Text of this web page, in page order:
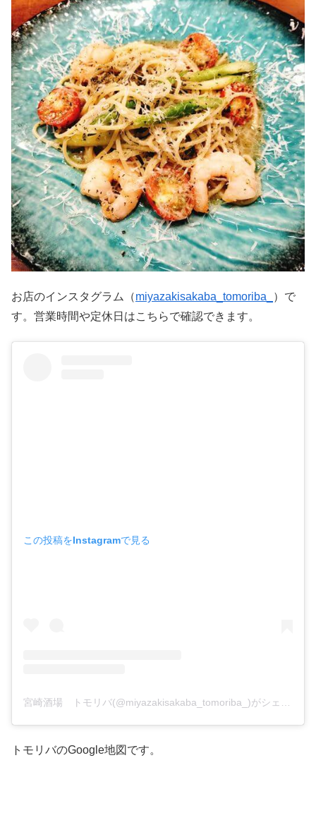
お店のインスタグラム（miyazakisakaba_tomoriba_
）で
す。営業時間や定休日はこちらで確認できます。
この投稿をInstagramで見る
トモリバのGoogle地図です。